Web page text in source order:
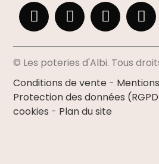
© Les poteries d'Albi. Tous
Conditions de vente -
Protection des données
cookies - Plan du site